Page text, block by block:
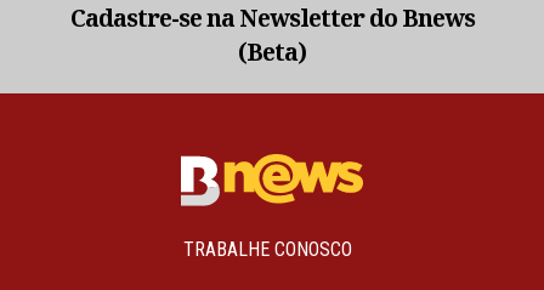
Cadastre-se na Newsletter do Bnews
(Beta)
TRABALHE CONOSCO